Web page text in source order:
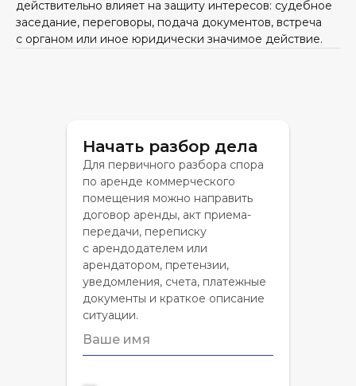
действительно влияет на защиту интересов: судебное
заседание, переговоры, подача документов, встреча
с органом или иное юридически значимое действие.
Начать разбор дела
Для первичного разбора спора
по аренде коммерческого
помещения можно направить
договор аренды, акт приема-
передачи, переписку
с арендодателем или
арендатором, претензии,
уведомления, счета, платежные
документы и краткое описание
ситуации.